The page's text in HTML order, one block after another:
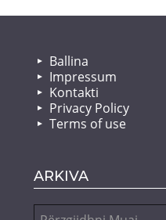
Ballina
Impressum
Kontakti
Privacy Policy
Terms of use
ARKIVA